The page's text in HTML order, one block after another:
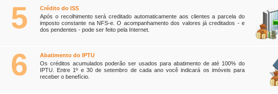
5
Crédito do ISS
Após o recolhimento será creditado automaticamente aos clientes a parcela do
imposto constante na NFS-e. O acompanhamento dos valores já creditados - e
dos pendentes - pode ser feito pela Internet.
6
Abatimento do IPTU
Os créditos acumulados poderão ser usados para abatimento de até 100% do
IPTU. Entre 1º e 30 de setembro de cada ano você indicará os imóveis para
receber o benefício.